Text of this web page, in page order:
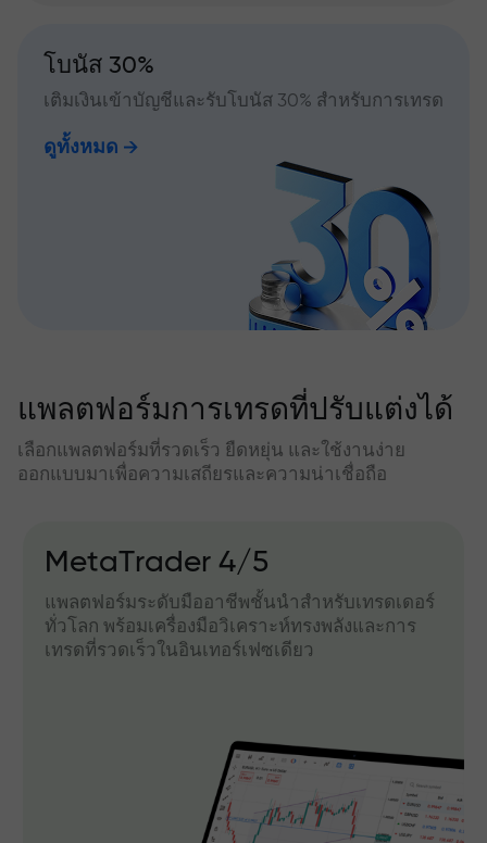
โบนัส 30%
เติมเงินเข้าบัญชีและรับโบนัส 30% สำหรับการเทรด
ดูทั้งหมด
แพลตฟอร์มการเทรดที่ปรับแต่งได้
เลือกแพลตฟอร์มที่รวดเร็ว ยืดหยุ่น และใช้งานง่าย
ออกแบบมาเพื่อความเสถียรและความน่าเชื่อถือ
MetaTrader 4/5
แพลตฟอร์มระดับมืออาชีพชั้นนำสำหรับเทรดเดอร์
ทั่วโลก พร้อมเครื่องมือวิเคราะห์ทรงพลังและการ
เทรดที่รวดเร็วในอินเทอร์เฟซเดียว